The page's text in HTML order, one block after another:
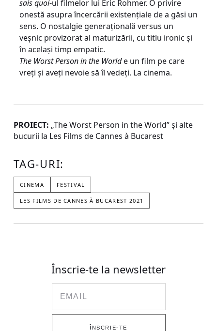
sais quoi-ul filmelor lui Éric Rohmer. O privire
onestă asupra încercării existențiale de a găsi un
sens. O nostalgie generațională versus un
veșnic provizorat al maturizării, cu titlu ironic și
în același timp empatic.
The Worst Person in the Worlde un film pe care
vreți și aveți nevoie să îl vedeți. La cinema.
PROIECT: „The Worst Person in the World” și alte
bucurii la Les Films de Cannes à Bucarest
TAG-URI:
CINEMA FESTIVAL
LES FILMS DE CANNES À BUCAREST 2021
Înscrie-te la newsletter
ÎNSCRIE-TE